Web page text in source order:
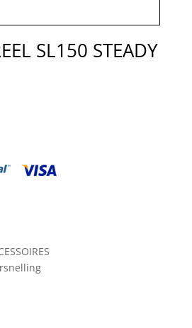
SL150 STEADY